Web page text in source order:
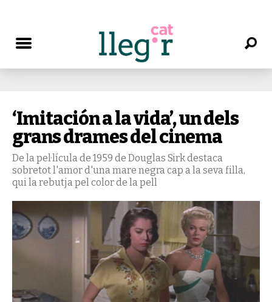
‘Imitación a la vida’, un dels
grans drames del cinema
De la pel·lícula de 1959 de Douglas Sirk destaca
sobretot l'amor d'una mare negra cap a la seva filla,
qui la rebutja pel color de la pell